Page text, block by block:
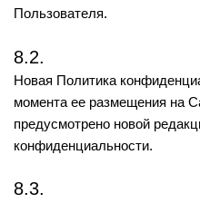
Пользователя.
8.2.
Новая Политика
момента ее размещения на
предусмотрено новой
конфиденциальности.
8.3.